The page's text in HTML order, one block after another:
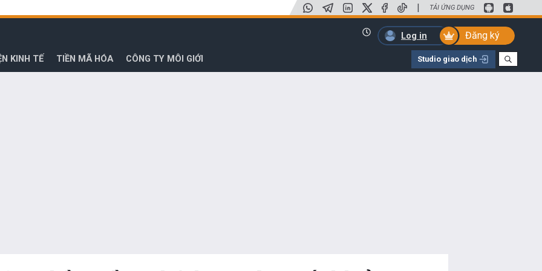
| TẢI ỨNG DỤNG
Log in
Đăng ký
KINH TẾ TIỀN MÃ HÓA CÔNG TY MÔI GIỚI Studio giao dịch